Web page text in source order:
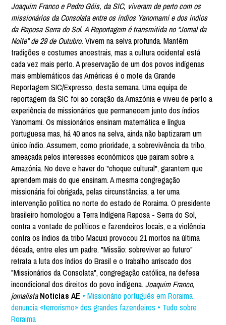
Joaquim Franco e Pedro Góis, da SIC, viveram de perto com os
missionários da Consolata entre os índios Yanomami e dos índios
da Raposa Serra do Sol. A Reportagem é transmitida no “Jornal da
Noite” de 29 de Outubro. Vivem na selva profunda. Mantêm
tradições e costumes ancestrais, mas a cultura ocidental está
cada vez mais perto. A preservação de um dos povos indígenas
mais emblemáticos das Américas é o mote da Grande
Reportagem SIC/Expresso, desta semana. Uma equipa de
reportagem da SIC foi ao coração da Amazónia e viveu de perto a
experiência de missionários que permanecem junto dos índios
Yanomami. Os missionários ensinam matemática e língua
portuguesa mas, há 40 anos na selva, ainda não baptizaram um
único índio. Assumem, como prioridade, a sobrevivência da tribo,
ameaçada pelos interesses económicos que pairam sobre a
Amazónia. No deve e haver do "choque cultural", garantem que
aprendem mais do que ensinam. A mesma congregação
missionária foi obrigada, pelas circunstâncias, a ter uma
intervenção política no norte do estado de Roraima. O presidente
brasileiro homologou a Terra Indígena Raposa - Serra do Sol,
contra a vontade de políticos e fazendeiros locais, e a violência
contra os índios da tribo Macuxi provocou 21 mortos na última
década, entre eles um padre. "Missão: sobreviver ao futuro"
retrata a luta dos índios do Brasil e o trabalho arriscado dos
"Missionários da Consolata", congregação católica, na defesa
incondicional dos direitos do povo indígena.Joaquim Franco,
jornalista Notícias AE • Missionário português em Roraima
denuncia «terrorismo» dos grandes fazendeiros • Tudo sobre
Roraima